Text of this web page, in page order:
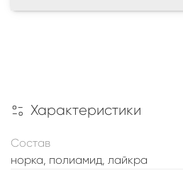
Характеристики
Состав
норка, полиамид, лайкра